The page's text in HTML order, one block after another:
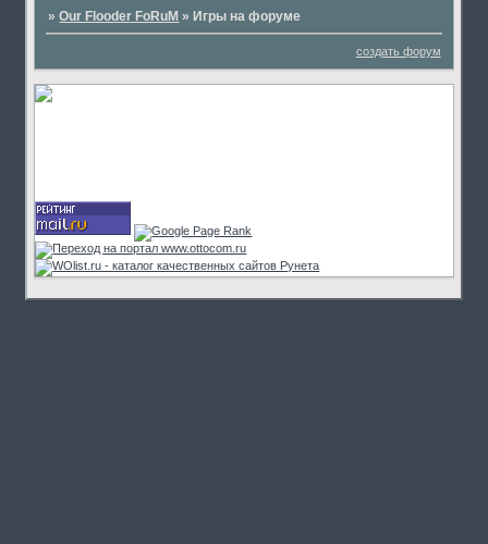
»Our Flooder FoRuM » Игры на форуме
создать форум